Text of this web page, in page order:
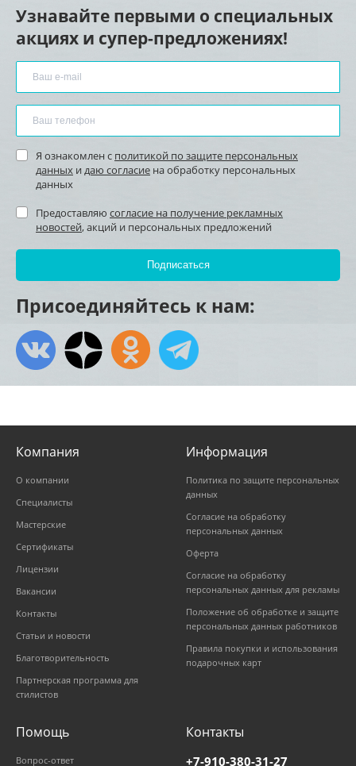
Узнавайте первыми о специальных
акциях и супер-предложениях!
Я ознакомлен с политикой по защите персональных
данных и даю согласие на обработку персональных
данных
Предоставляю согласие на получение рекламных
новостей, акций и персональных предложений
Присоединяйтесь к нам:
Компания
О компании
Специалисты
Мастерские
Сертификаты
Лицензии
Вакансии
Контакты
Статьи и новости
Благотворительность
Партнерская программа для
стилистов
Информация
Политика по защите персональных
данных
Согласие на обработку
персональных данных
Оферта
Согласие на обработку
персональных данных для рекламы
Положение об обработке и защите
персональных данных работников
Правила покупки и использования
подарочных карт
Помощь
Вопрос-ответ
Контакты
+7-910-380-31-27